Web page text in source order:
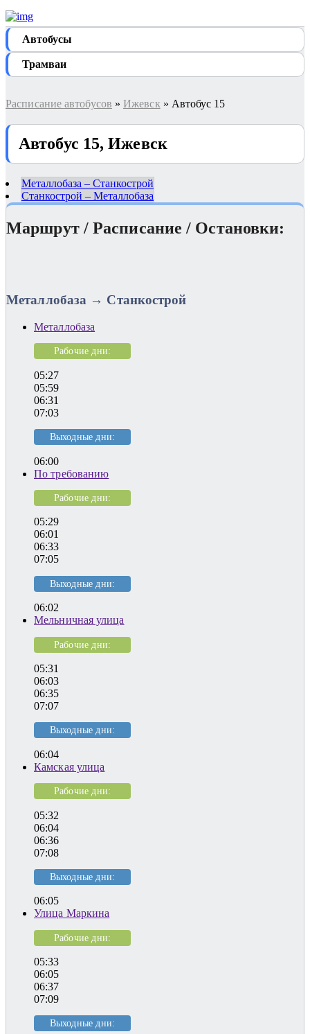
Автобуcы
Трамваи
Расписание автобусов » Ижевск » Автобус 15
Автобус 15, Ижевск
Металлобаза – Станкострой
Станкострой – Металлобаза
Маршрут / Расписание / Остановки:
Металлобаза → Станкострой
Металлобаза
Рабочие дни:
05:27
05:59
06:31
07:03
Выходные дни:
06:00
По требованию
Рабочие дни:
05:29
06:01
06:33
07:05
Выходные дни:
06:02
Мельничная улица
Рабочие дни:
05:31
06:03
06:35
07:07
Выходные дни:
06:04
Камская улица
Рабочие дни:
05:32
06:04
06:36
07:08
Выходные дни:
06:05
Улица Маркина
Рабочие дни:
05:33
06:05
06:37
07:09
Выходные дни: